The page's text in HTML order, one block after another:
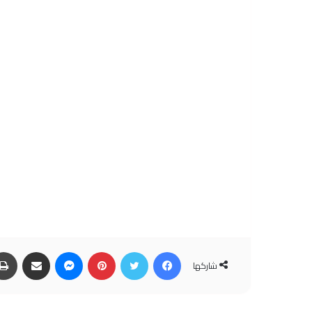
شاركها
فيسبوك تويتر بينتيريست ماسنجر مشاركة عبر البريد